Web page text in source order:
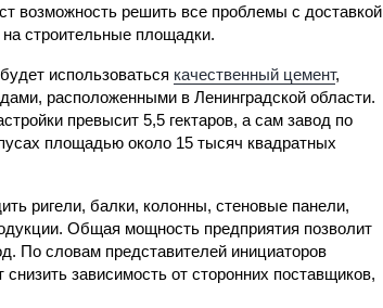
возможность решить все проблемы с доставкой
на строительные площадки.
использоваться качественный цемент,
расположенными в Ленинградской области.
превысит 5,5 гектаров, а сам завод по
площадью около 15 тысяч квадратных
ригели, балки, колонны, стеновые панели,
Общая мощность предприятия позволит
По словам представителей инициаторов
зависимость от сторонних поставщиков,